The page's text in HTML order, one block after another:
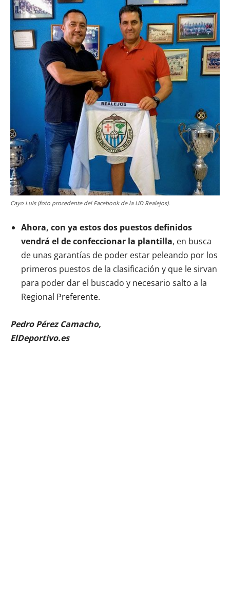
Cayo Luis (foto procedente del Facebook de la UD Realejos).
Ahora, con ya estos dos puestos definidos
vendrá el de confeccionar la plantilla, en busca
de unas garantías de poder estar peleando por los
primeros puestos de la clasificación y que le sirvan
para poder dar el buscado y necesario salto a la
Regional Preferente.
Pedro Pérez Camacho,
ElDeportivo.es